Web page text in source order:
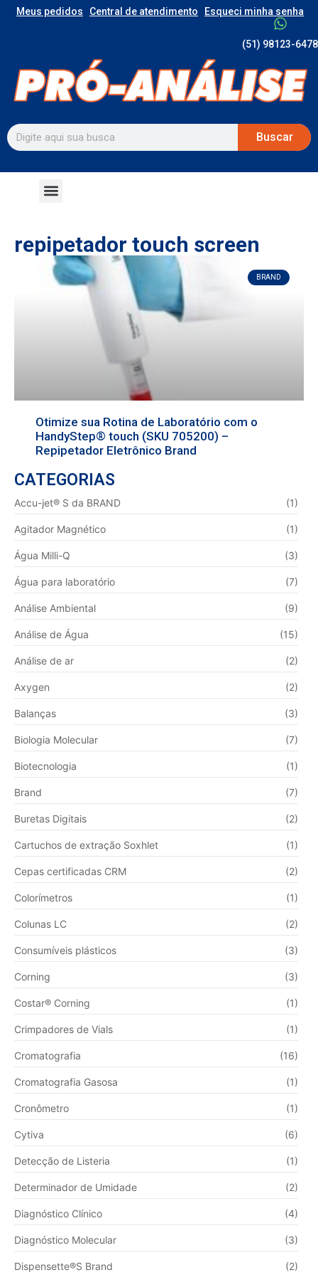
Meus pedidos Central de atendimento Esqueci minha senha
(51) 98123-6478
Buscar
repipetador touch screen
BRAND
Otimize sua Rotina de Laboratório com o
HandyStep® touch (SKU 705200) –
Repipetador Eletrônico Brand
CATEGORIAS
Accu-jet® S da BRAND (1)
Agitador Magnético (1)
Água Milli-Q (3)
Água para laboratório (7)
Análise Ambiental (9)
Análise de Água (15)
Análise de ar (2)
Axygen (2)
Balanças (3)
Biologia Molecular (7)
Biotecnologia (1)
Brand (7)
Buretas Digitais (2)
Cartuchos de extração Soxhlet (1)
Cepas certificadas CRM (2)
Colorímetros (1)
Colunas LC (2)
Consumíveis plásticos (3)
Corning (3)
Costar® Corning (1)
Crimpadores de Vials (1)
Cromatografia (16)
Cromatografia Gasosa (1)
Cronômetro (1)
Cytiva (6)
Detecção de Listeria (1)
Determinador de Umidade (2)
Diagnóstico Clínico (4)
Diagnóstico Molecular (3)
Dispensette®S Brand (2)